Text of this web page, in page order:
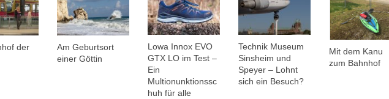
der
Am Geburtsort
einer Göttin
Lowa Innox EVO
GTX LO im Test –
Ein
Multionunktionssc
huh für alle
Technik Museum
Sinsheim und
Speyer – Lohnt
sich ein Besuch?
Mit dem Kanu
zum Bahnhof